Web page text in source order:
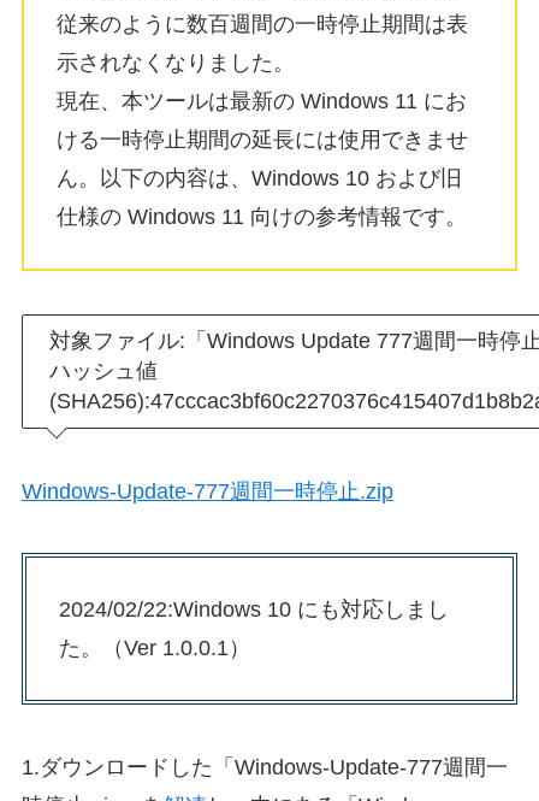
従来のように数百週間の一時停止期間は表
示されなくなりました。
現在、本ツールは最新の Windows 11 にお
ける一時停止期間の延長には使用できませ
ん。以下の内容は、Windows 10 および旧
仕様の Windows 11 向けの参考情報です。
対象ファイル:「Windows Update 777週間一時停
ハッシュ値
Windows-Update-777週間一時停止.zip
2024/02/22:Windows 10 にも対応しまし
た。（Ver 1.0.0.1）
1.ダウンロードした「Windows-Update-777週間一